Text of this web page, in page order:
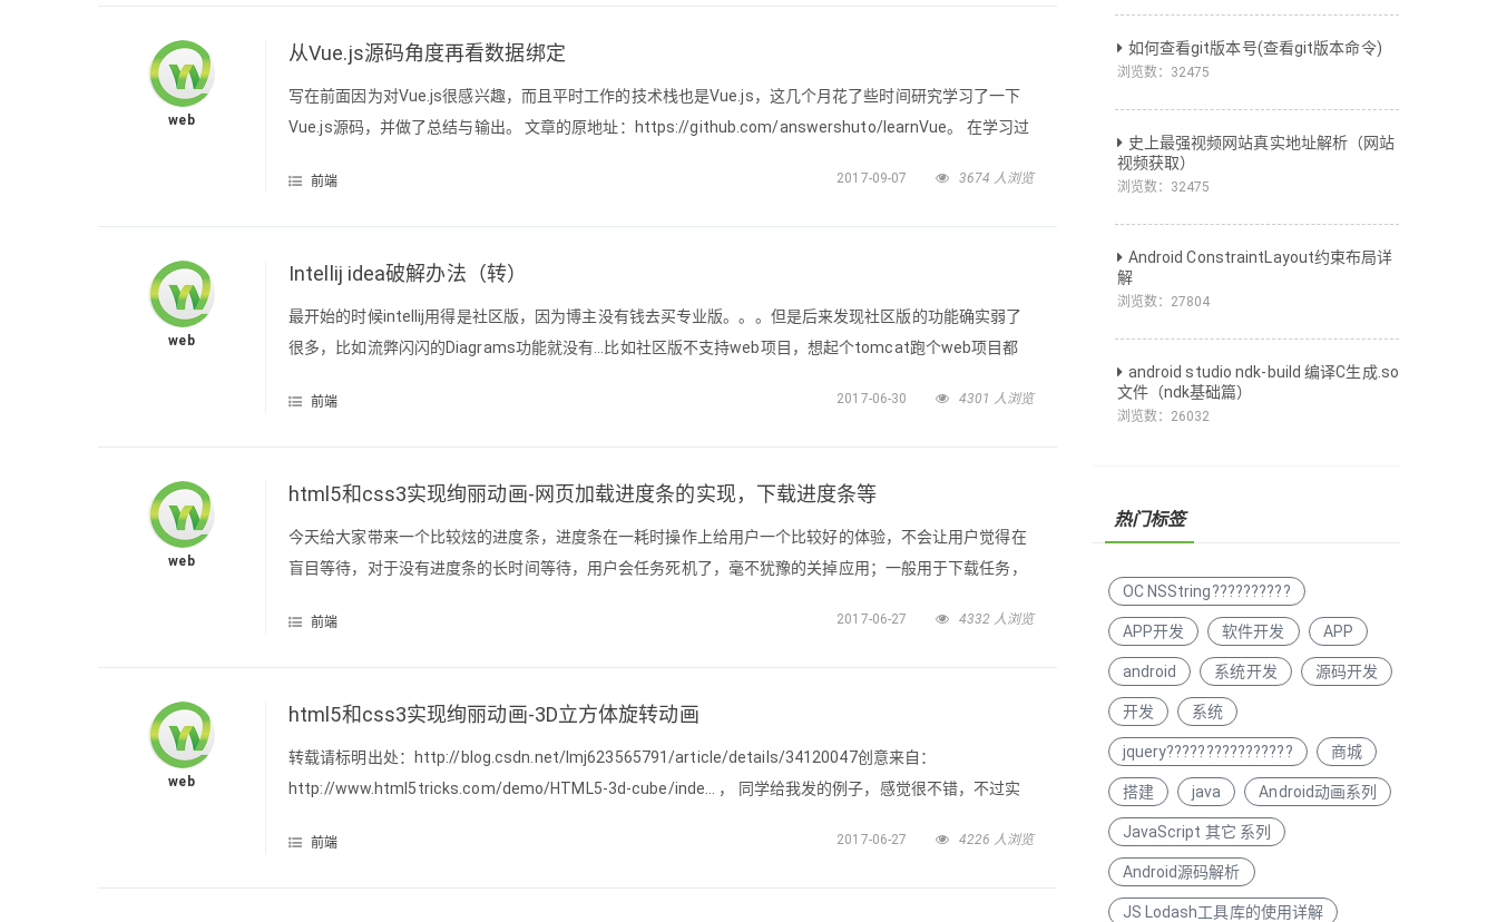
web
从Vue.js源码角度再看数据绑定
写在前面因为对Vue.js很感兴趣，而且平时工作的技术栈也是Vue.js，这几个月花了些时间研究学习了一下
Vue.js源码，并做了总结与输出。 文章的原地址：https://github.com/answershuto/learnVue。 在学习过
前端 2017-09-07 3674 人浏览
web
Intellij idea破解办法（转）
最开始的时候intellij用得是社区版，因为博主没有钱去买专业版。。。但是后来发现社区版的功能确实弱了
很多，比如流弊闪闪的Diagrams功能就没有…比如社区版不支持web项目，想起个tomcat跑个web项目都
有tomcat server了。专业版下载地址：https://www.jetb
前端 2017-06-30 4301 人浏览
web
html5和css3实现绚丽动画-网页加载进度条的实现，下载进度条等
今天给大家带来一个比较炫的进度条，进度条在一耗时操作上给用户一个比较好的体验，不会让用户觉得在
盲目等待，对于没有进度条的长时间等待，用户会任务死机了，毫不犹豫的关掉应用；一般用于下载任务，
构：<div id="loadBar01" class="loadBar"> <di
前端 2017-06-27 4332 人浏览
web
html5和css3实现绚丽动画-3D立方体旋转动画
转载请标明出处：http://blog.csdn.net/lmj623565791/article/details/34120047创意来自：
http://www.html5tricks.com/demo/HTML5-3d-cube/inde... ， 同学给我发的例子，感觉很不错，不过实
前端 2017-06-27 4226 人浏览
如何查看git版本号(查看git版本命令)
浏览数： 32475
史上最强视频网站真实地址解析（网站
视频获取）
浏览数： 32475
Android ConstraintLayout约束布局详
解
浏览数： 27804
android studio ndk-build 编译C生成.so
文件（ndk基础篇）
浏览数： 26032
热门标签
OC NSString??????????
APP开发 软件开发 APP
android 系统开发 源码开发
开发 系统
jquery???????????????? 商城
搭建 java Android动画系列
JavaScript 其它 系列
Android源码解析
JS Lodash工具库的使用详解